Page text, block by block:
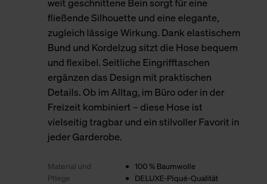
weit geschnittene Bein sorgt für eine
fließende Silhouette und eine elegante,
zugleich lässige Wirkung. Dank elastischem
Bund und Kordelzug sitzt die Hose bequem
und flexibel. Seitliche Eingrifftaschen
ergänzen das Design mit praktischen
Details. Ob im Alltag, im Büro oder in der
Freizeit kombiniert – diese Hose ist
vielseitig tragbar und ein stilvoller Favorit in
jeder Garderobe.
Material und
Pflege
100 % Baumwolle
DELUXE-Piqué-Qualität